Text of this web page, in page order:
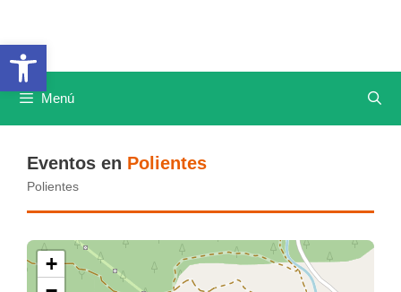
Abrir barra de herramientas
contenido
Menú
Eventos en Polientes
Polientes
+